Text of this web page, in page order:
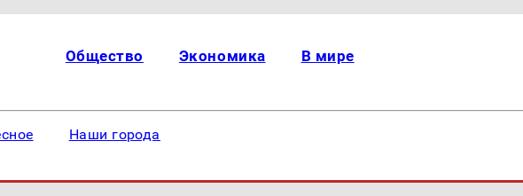
Общество Экономика В мире
Наши города